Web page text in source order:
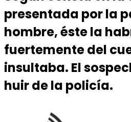
presentada por la
hombre, éste la
fuertemente del
insultaba. El
huir de la policía.